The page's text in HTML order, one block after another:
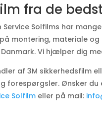
fra de
Service Solfilms har
montering, materiale
Vi hjælper dig
af 3M sikkerhedsfilm
forespørgsler. Ønsker
Solfilmeller på mail: